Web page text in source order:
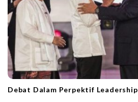
Debat Dalam Perpektif Leadership